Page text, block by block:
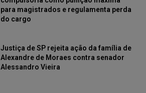
para magistrados e regulamenta perda
do cargo
Justiça de SP rejeita ação da família de
Alexandre de Moraes contra senador
Alessandro Vieira